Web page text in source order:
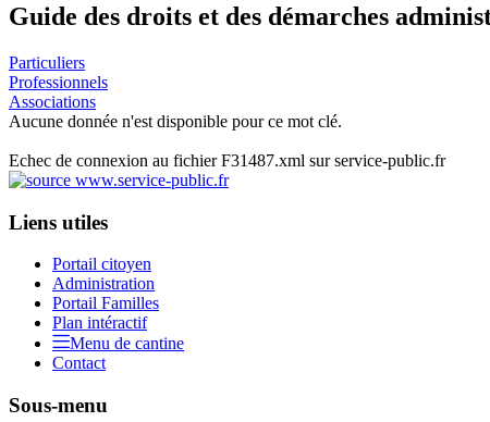
Guide des droits et des démarches
Particuliers
Professionnels
Associations
Aucune donnée n'est disponible pour ce mot clé.
Echec de connexion au fichier F31487.xml sur service-public.fr
Liens utiles
Portail citoyen
Administration
Portail Familles
Plan intéractif
Menu de cantine
Contact
Sous-menu